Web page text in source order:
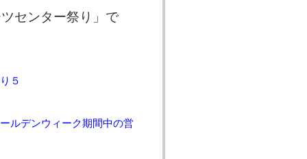
センター祭り」で
５
ルデンウィーク期間中の営